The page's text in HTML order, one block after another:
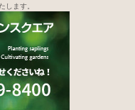
します。